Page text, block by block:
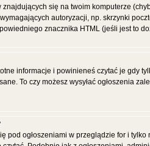
znajdujących się na twoim komputerze
autoryzacji, np. skrzynki
znacznika HTML (jeśli jest to
informacje i powinieneś czytać je gdy
To czy możesz wysyłać ogłoszenia
pod ogłoszeniami w przeglądzie for i